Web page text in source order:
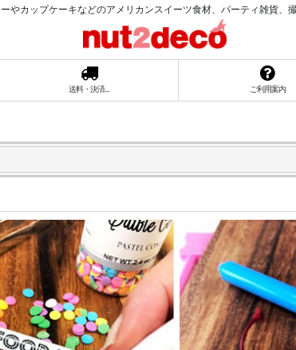
やカップケーキなどのアメリカンスイーツ食材、パーティ雑貨、
送料・決済... ご利用案内